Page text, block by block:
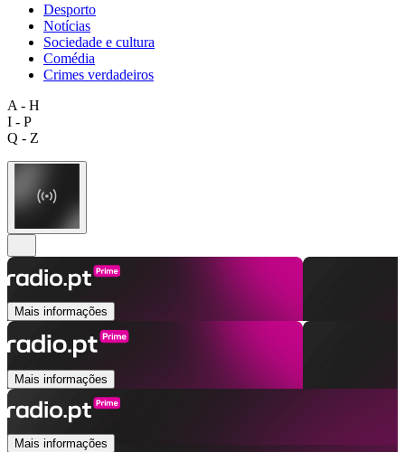
Desporto
Notícias
Sociedade e cultura
Comédia
Crimes verdadeiros
A - H
I - P
Q - Z
Mais informações
Mais informações
Mais informações